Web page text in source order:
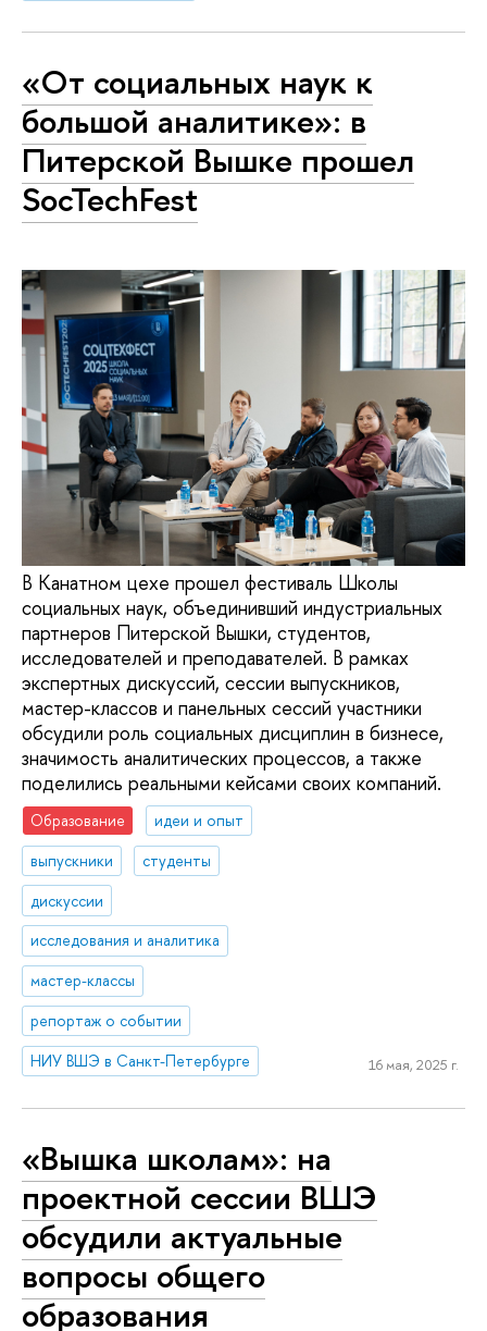
«От социальных наук к
большой аналитике»: в
Питерской Вышке прошел
SocTechFest
В Канатном цехе прошел фестиваль Школы
социальных наук, объединивший индустриальных
партнеров Питерской Вышки, студентов,
исследователей и преподавателей. В рамках
экспертных дискуссий, сессии выпускников,
мастер-классов и панельных сессий участники
обсудили роль социальных дисциплин в бизнесе,
значимость аналитических процессов, а также
поделились реальными кейсами своих компаний.
Образование
идеи и опыт
выпускники
студенты
дискуссии
исследования и аналитика
мастер-классы
репортаж о событии
НИУ ВШЭ в Санкт-Петербурге
16 мая, 2025 г.
«Вышка школам»: на
проектной сессии ВШЭ
обсудили актуальные
вопросы общего
образования